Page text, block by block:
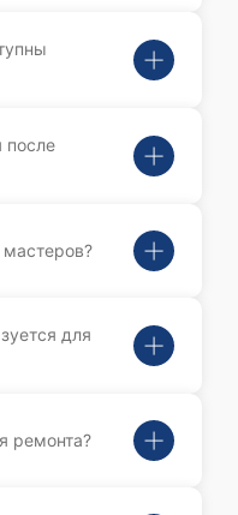
после
для
ремонта?